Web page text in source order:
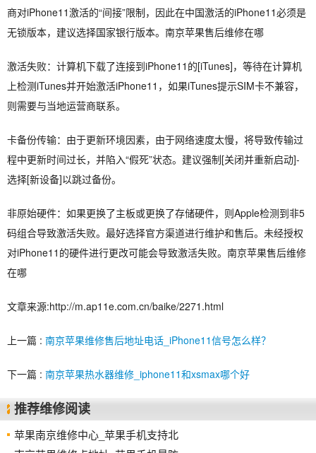
商对iPhone11激活的“间接”限制，因此在中国激活的iPhone11必须是
无锁版本，建议选择国家银行版本。南京苹果售后维修在哪
激活失败：计算机下载了连接到iPhone11的[iTunes]，等待在计算机
上检测iTunes并开始激活iPhone11，如果iTunes提示SIM卡不兼容，
则需要与当地运营商联系。
卡备份传输：由于更新环境因素，由于网络速度太慢，将导致传输过
程中更新时间过长，并陷入“假死”状态。建议强制[关闭并重新启动]-
选择[新设备]以跳过备份。
非原始硬件：如果更换了主板或更换了存储硬件，则Apple检测到非5
码组合导致激活失败。最好选择官方渠道进行维护和售后。未经授权
对iPhone11的硬件进行更改可能会导致激活失败。南京苹果售后维修
在哪
文章来源:http://m.ap11e.com.cn/baike/2271.html
上一篇 : 南京苹果维修售后地址电话_iPhone11信号怎么样？
下一篇 : 南京苹果热水器维修_iphone11和xsmax哪个好
推荐维修阅读
苹果南京维修中心_苹果手机支持北